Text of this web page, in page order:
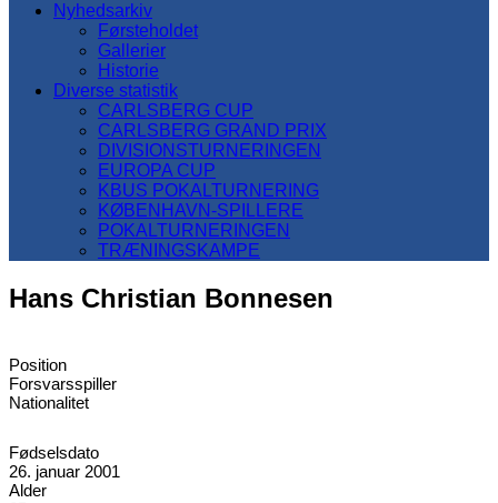
Nyhedsarkiv
Førsteholdet
Gallerier
Historie
Diverse statistik
CARLSBERG CUP
CARLSBERG GRAND PRIX
DIVISIONSTURNERINGEN
EUROPA CUP
KBUS POKALTURNERING
KØBENHAVN-SPILLERE
POKALTURNERINGEN
TRÆNINGSKAMPE
Hans Christian Bonnesen
Position
Forsvarsspiller
Nationalitet
Fødselsdato
26. januar 2001
Alder